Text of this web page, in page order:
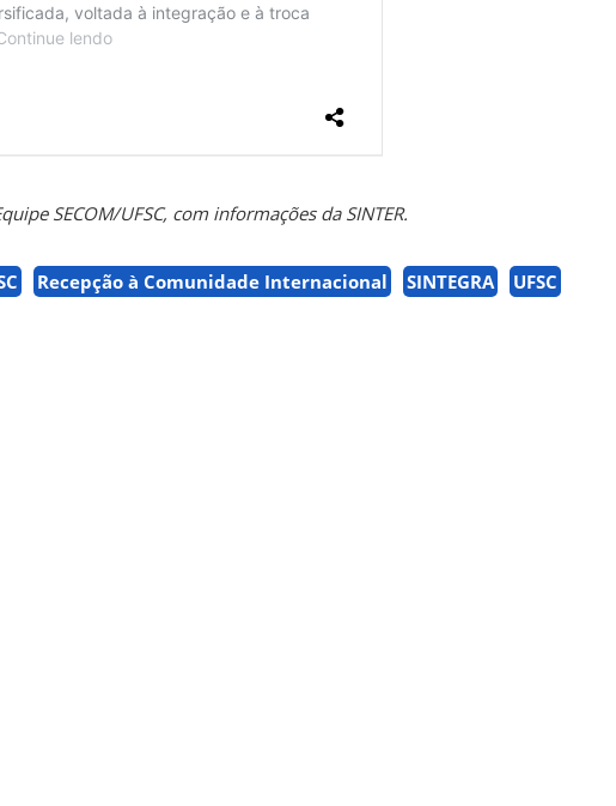
SECOM/UFSC, com informações da SINTER.
Recepção à Comunidade Internacional SINTEGRA UFSC